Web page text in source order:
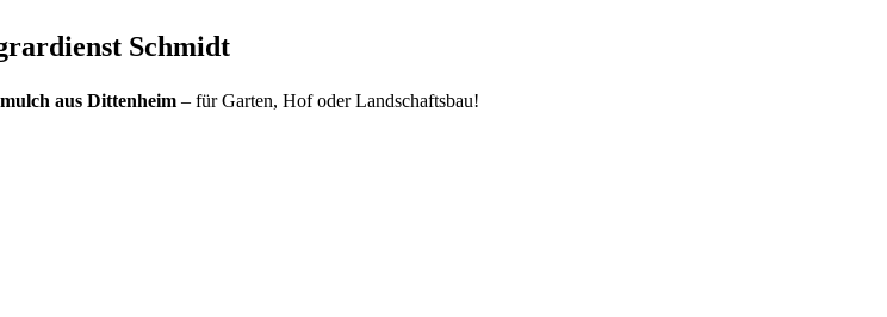
Schmidt
aus Dittenheim – für Garten, Hof oder Landschaftsbau!